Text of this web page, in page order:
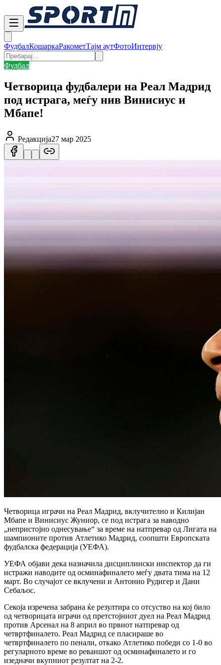
ФудбалКошаркаРакометТајм аутФотоИнтервју
Фудбал
Четворица фудбалери на Реал Мадрид
под истрага, меѓу нив Винисиус и
Мбапе!
Редакција27 мар 2025
Четворица играчи на Реал Мадрид, вклучително и Килијан
Мбапе и Винисиус Жуниор, се под истрага за наводно
„непристојно однесување“ за време на натпревар од Лигата на
шампионите против Атлетико Мадрид, соопшти Европската
фудбалска федерација (УЕФА).
УЕФА објави дека назначила дисциплински инспектор да ги
истражи наводите од осминафиналето меѓу двата тима на 12
март. Во случајот се вклучени и Антонио Рудигер и Дани
Себаљос.
Секоја изречена забрана ќе резултира со отсуство на кој било
од четворицата играчи од претстојниот дуел на Реал Мадрид
против Арсенал на 8 април во првиот натпревар од
четвртфиналето. Реал Мадрид се пласираше во
четвртфиналето по пенали, откако Атлетико победи со 1-0 во
регуларното време во реваншот од осминафиналето и го
изедначи вкупниот резултат на 2-2.